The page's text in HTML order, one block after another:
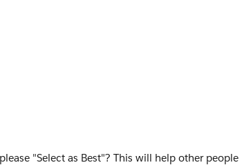
"Select as Best"? This will help other people